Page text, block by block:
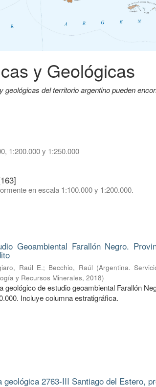
y Geológicas
geológicas del territorio argentino pueden
1:200.000 y 1:250.000
en escala 1:100.000 y 1:200.000.
Geoambiental Farallón Negro.
Raúl E.; Becchio, Raúl (Argentina.
y Recursos Minerales,2018)
geológico de estudio geoambiental Farallón
Incluye columna estratigráfica.
geológica 2763-III Santiago del Estero,